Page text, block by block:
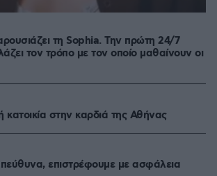
τη Sophia. Την πρώτη 24/7
τον τρόπο με τον οποίο μαθαίνουν οι
κατοικία στην καρδιά της Αθήνας
επιστρέφουμε με ασφάλεια